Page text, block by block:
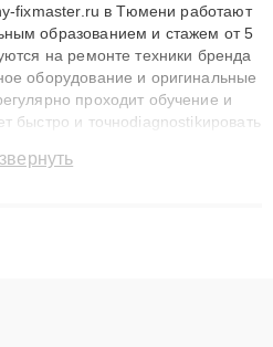
fixmaster.ru в Тюмени работают
образованием и стажем от 5
на ремонте техники бренда
оборудование и оригинальные
проходит обучение и
быстро и точноdiagnostikировать
сложные случаи: от замены